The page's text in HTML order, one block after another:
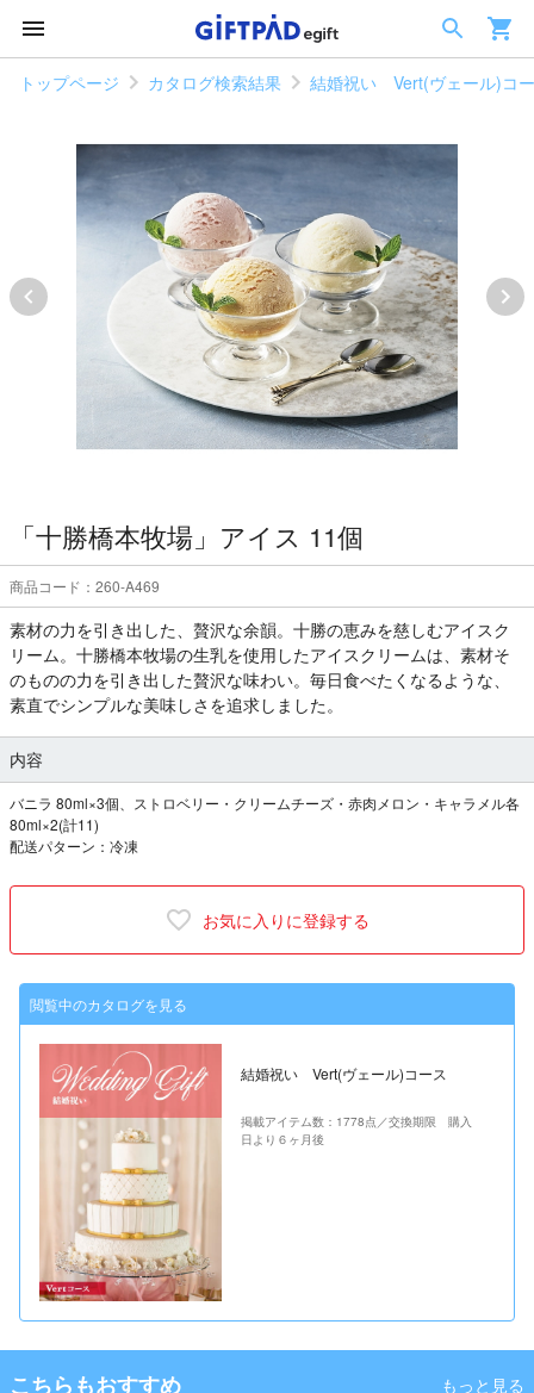
トップページ カタログ検索結果 結婚祝い Vert(ヴェール)コ
「十勝橋本牧場」アイス 11個
商品コード：260-A469
素材の力を引き出した、贅沢な余韻。十勝の恵みを慈しむアイスク
リーム。十勝橋本牧場の生乳を使用したアイスクリームは、素材そ
のものの力を引き出した贅沢な味わい。毎日食べたくなるような、
素直でシンプルな美味しさを追求しました。
内容
バニラ 80ml×3個、ストロベリー・クリームチーズ・赤肉メロン・キャラメル各
80ml×2(計11)
配送パターン：冷凍
お気に入りに登録する
閲覧中のカタログを見る
結婚祝い Vert(ヴェール)コース
掲載アイテム数：1778点／交換期限 購入
日より６ヶ月後
こちらもおすすめ もっと見る